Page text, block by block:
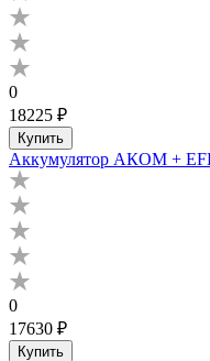
0
18225 ₽
Купить
Аккумулятор АКОМ +
0
17630 ₽
Купить